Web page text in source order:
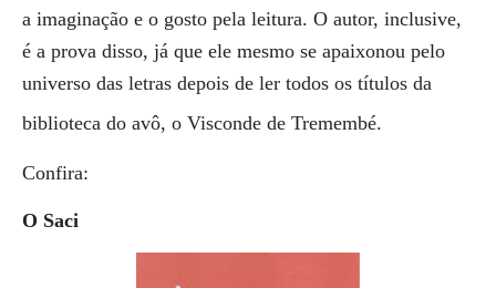
a imaginação e o gosto pela leitura. O autor, inclusive,
é a prova disso, já que ele mesmo se apaixonou pelo
universo das letras depois de ler todos os títulos da
biblioteca do avô, o Visconde de Tremembé.
Confira:
O Saci